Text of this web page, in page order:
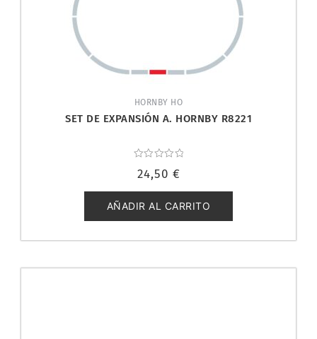
HORNBY HO
SET DE EXPANSIÓN A. HORNBY R8221
con
de
5
24,50 €
AÑADIR AL CARRITO